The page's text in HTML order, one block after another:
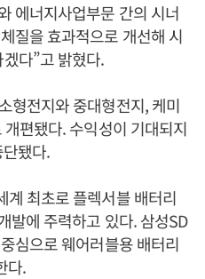
에너지사업부문 간의 시너
질을 효과적으로 개선해 시
다”고 밝혔다.
형전지와 중대형전지, 케미
편됐다. 수익성이 기대되지
됐다.
계 최초로 플렉서블 배터리
발에 주력하고 있다. 삼성SD
심으로 웨어러블용 배터리
다.